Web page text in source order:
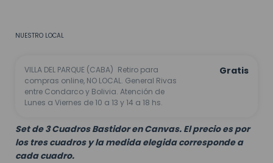
NUESTRO LOCAL
VILLA DEL PARQUE (CABA) Retiro para
compras online, NO LOCAL. General Rivas
entre Condarco y Bolivia. Atención de
Lunes a Viernes de 10 a 13 y 14 a 18 hs.
Gratis
Set de 3 Cuadros Bastidor en Canvas. El precio es por
los tres cuadros y la medida elegida corresponde a
cada cuadro.